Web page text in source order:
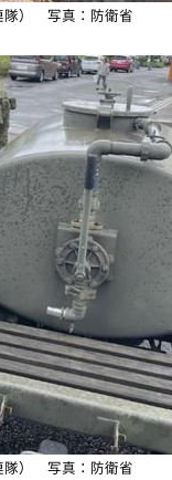
隊） 写真：防衛省
隊） 写真：防衛省